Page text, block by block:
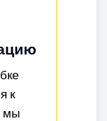
к
мы